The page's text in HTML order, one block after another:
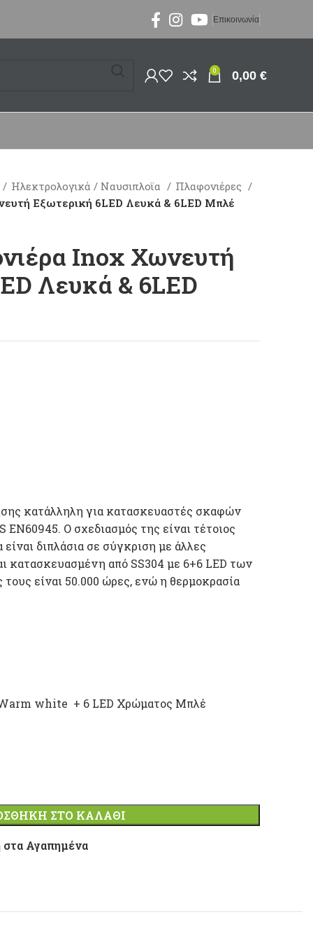
Επικοινωνία
0 0,00 €
Ηλεκτρολογικά / Ναυσιπλοϊα
Πλαφονιέρες
Εξωτερική 6LED Λευκά & 6LED Μπλέ
Inox Χωνευτή
Λευκά & 6LED
κατάλληλη για κατασκευαστές σκαφών
EN60945. Ο σχεδιασμός της είναι τέτοιος
διπλάσια σε σύγκριση με άλλες
κατασκευασμένη από SS304 με 6+6 LED των
είναι 50.000 ώρες, ενώ η θερμοκρασία
Warm white + 6 LED Χρώματος Μπλέ
ΣΤΟ ΚΑΛΆΘΙ
Αγαπημένα